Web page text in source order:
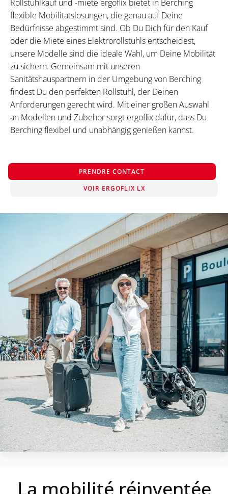
Rollstuhlkauf und -miete ergoflix bietet in Berching
flexible Mobilitätslösungen, die genau auf Deine
Bedürfnisse abgestimmt sind. Ob Du Dich für den Kauf
oder die Miete eines Elektrorollstuhls entscheidest,
unsere Modelle sind die ideale Wahl, um Deine Mobilität
zu sichern. Gemeinsam mit unseren
Sanitätshauspartnern in der Umgebung von Berching
findest Du den perfekten Rollstuhl, der Deinen
Anforderungen gerecht wird. Mit einer großen Auswahl
an Modellen und Zubehör sorgt ergoflix dafür, dass Du
Berching flexibel und unabhängig genießen kannst.
PRENDRE CONTACT
VOIR ERGOFLIX LX
La mobilité réinventée